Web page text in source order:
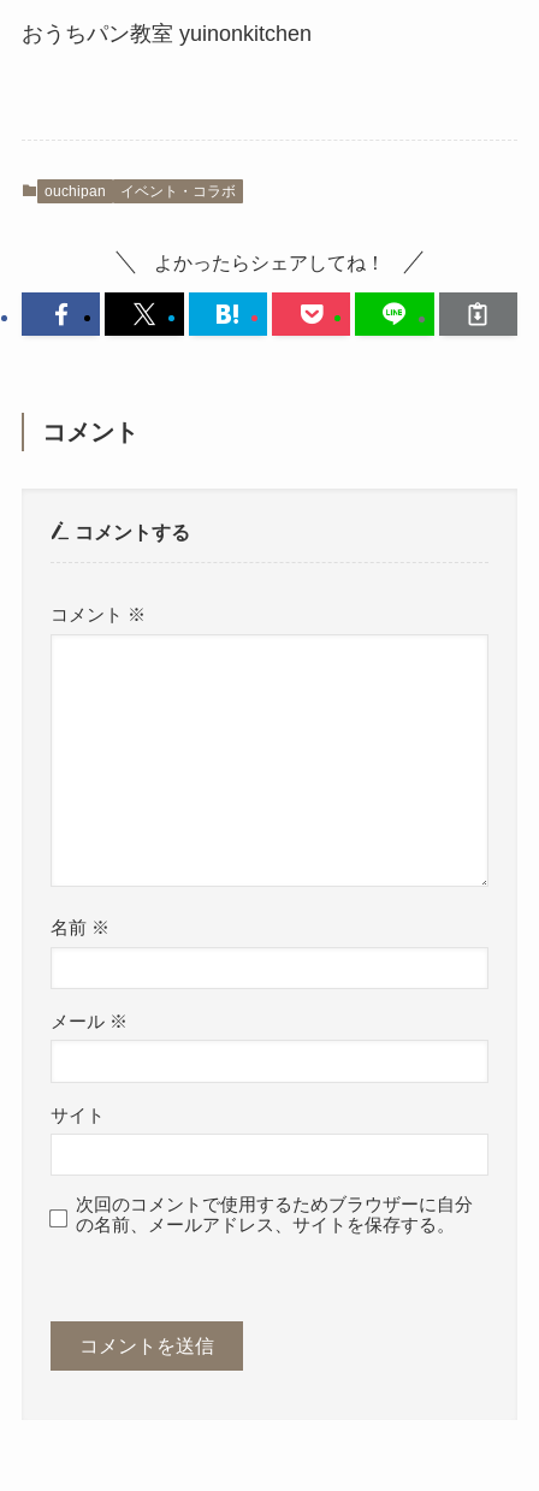
おうちパン教室 yuinonkitchen
ouchipan イベント・コラボ
よかったらシェアしてね！
コメント
コメントする
コメント ※
名前 ※
メール ※
サイト
次回のコメントで使用するためブラウザーに自分
の名前、メールアドレス、サイトを保存する。